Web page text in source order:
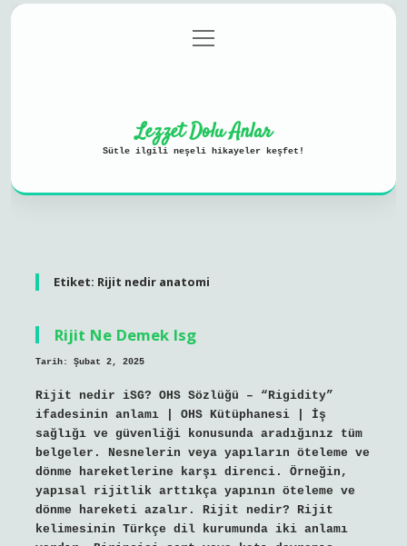
Gizlilik Politikası
menüyü
aç
Lezzet Dolu Anlar
Sütle ilgili neşeli hikayeler keşfet!
Etiket: Rijit nedir anatomi
Rijit Ne Demek Isg
Tarih: Şubat 2, 2025
Rijit nedir iSG? OHS Sözlüğü – “Rigidity”
ifadesinin anlamı | OHS Kütüphanesi | İş
sağlığı ve güvenliği konusunda aradığınız tüm
belgeler. Nesnelerin veya yapıların öteleme ve
dönme hareketlerine karşı direnci. Örneğin,
yapısal rijitlik arttıkça yapının öteleme ve
dönme hareketi azalır. Rijit nedir? Rijit
kelimesinin Türkçe dil kurumunda iki anlamı